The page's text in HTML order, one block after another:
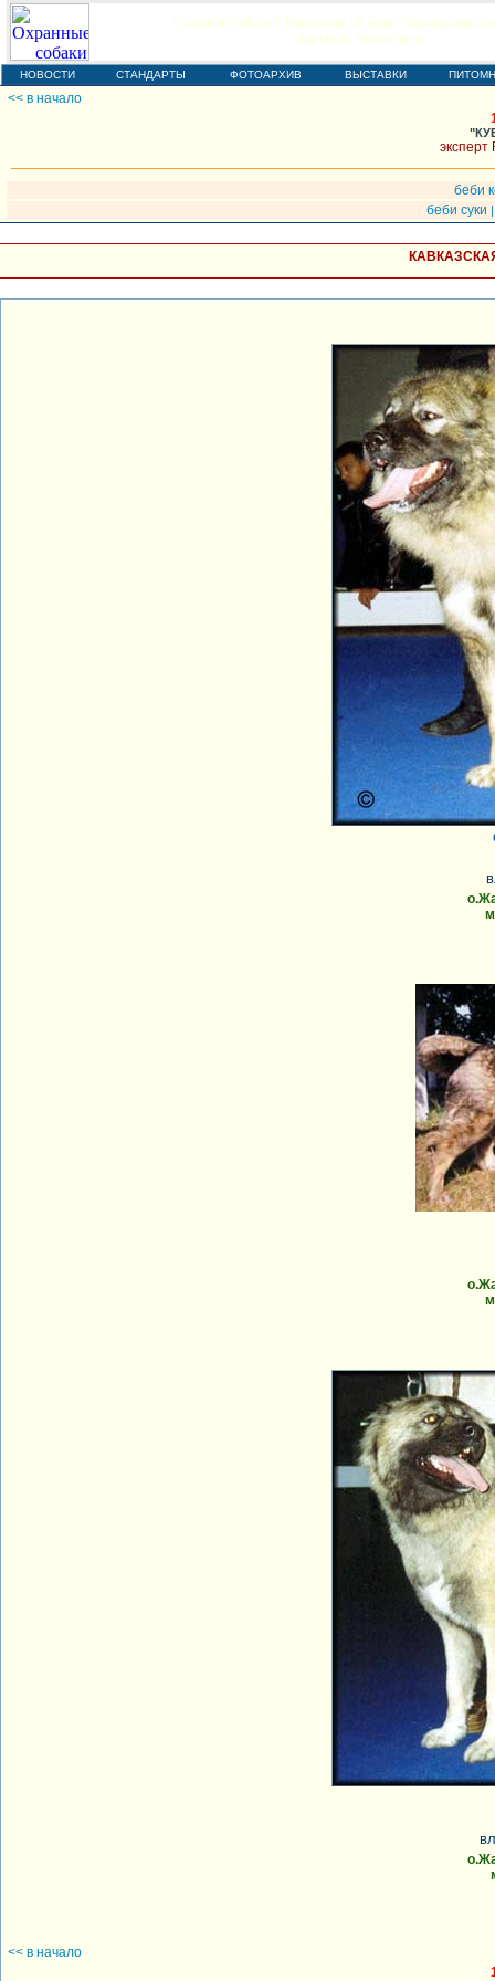
Охранные собаки * Кавказская овчарка *
Выставки, Чемпионаты
НОВОСТИ СТАНДАРТЫ ФОТОАРХИВ ВЫСТАВКИ
<< в начало
беби
беби суки
<< в начало